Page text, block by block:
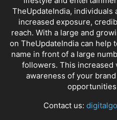
TheUpdateIndia, individuals
increased exposure,
reach. With a large and
on TheUpdateIndia can help
name in front of a large
followers. This increased
awareness of your
Contact us: